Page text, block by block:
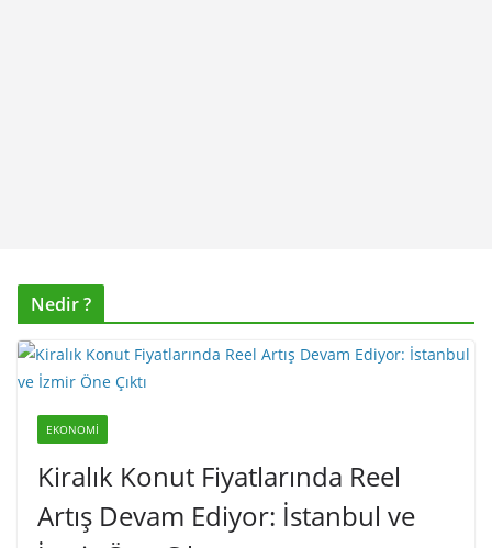
Nedir ?
EKONOMI
Kiralık Konut Fiyatlarında Reel
Artış Devam Ediyor: İstanbul ve